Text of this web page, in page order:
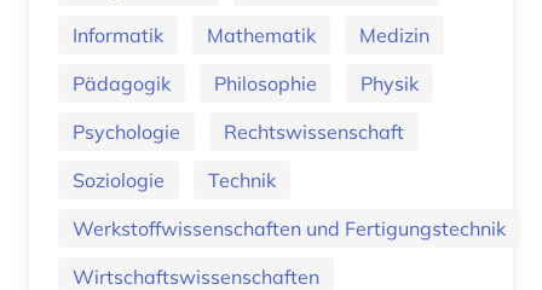
Informatik
Mathematik
Medizin
Pädagogik
Philosophie
Physik
Psychologie
Rechtswissenschaft
Soziologie
Technik
Werkstoffwissenschaften und Fertigungstechnik
Wirtschaftswissenschaften